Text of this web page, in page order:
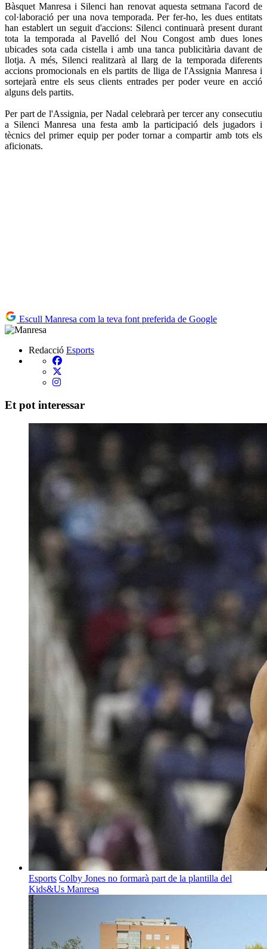
Bàsquet Manresa i Silenci han renovat aquesta setmana l'acord de
col·laboració per una nova temporada. Per fer-ho, les dues entitats
han establert un seguit d'accions: Silenci continuarà present durant
tota la temporada al Pavelló del Nou Congost amb dues lones
ubicades sota cada cistella i amb una tanca publicitària davant de
llotja. A més, Silenci realitzarà al llarg de la temporada diferents
accions promocionals en els partits de lliga de l'Assignia Manresa i
sortejarà entre els seus clients entrades per poder veure en acció
alguns dels partits.
Per part de l'Assignia, per Nadal celebrarà per tercer any consecutiu
a Silenci Manresa una festa amb la participació dels jugadors i
tècnics del primer equip per poder tornar a compartir amb tots els
aficionats.
Escull Manresa com la teva font preferida de Google
Redacció Esports
Et pot interessar
Esports Colby Jones no formarà part de la plantilla del
Kids&Us Manresa